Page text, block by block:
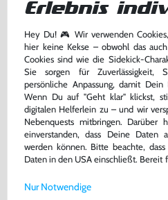
OLED Konsole #weiß + Dock +
HDMI Kabel + Grip + Netzteil +
Mario Kart
Nintendo Switch
419,99 €
Zustand wählen
Erlebnis
Hey Du! 🎮 Wir verwenden
hier keine Kekse – obwohl das
Cookies sind wie die Sidekick-
Sie sorgen für Zuverlässigkeit,
persönliche Anpassung, damit Dein
Wenn Du auf "Geht klar" klickst,
digitalen Helferlein zu – und wir
Nebenquests mitbringen. Darüber
einverstanden, dass Deine Daten
werden können. Bitte beachte,
Daten in den USA einschließt. Bereit
Weitere Informationen zu den von
Nur Notwendige